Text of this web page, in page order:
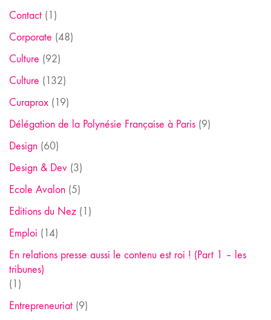
Contact (1)
Corporate (48)
Culture (92)
Culture (132)
Curaprox (19)
Délégation de la Polynésie Française à Paris (9)
Design (60)
Design & Dev (3)
Ecole Avalon (5)
Editions du Nez (1)
Emploi (14)
En relations presse aussi le contenu est roi ! (Part 1 – les
tribunes)
(1)
Entrepreneuriat (9)